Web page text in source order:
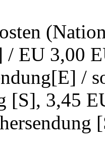
/ EU 3,00
/
[S], 3,45